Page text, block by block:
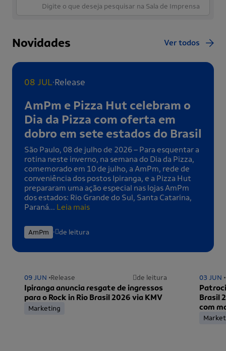
Novidades Ver todos
08 JUL.Release
AmPm e Pizza Hut celebram o
Dia da Pizza com oferta em
dobro em sete estados do Brasil
São Paulo, 08 de julho de 2026 – Para esquentar a
rotina neste inverno, na semana do Dia da Pizza,
comemorado em 10 de julho, a AmPm, rede de
conveniência dos postos Ipiranga, e a Pizza Hut
prepararam uma ação especial nas lojas AmPm
dos estados: Rio Grande do Sul, Santa Catarina,
Paraná... Leia mais
AmPm . de leitura
09 JUN Release de leitura
Ipiranga anuncia resgate de ingressos
para o Rock in Rio Brasil 2026 via KMV
Marketing
03 JUN
Brasil
com